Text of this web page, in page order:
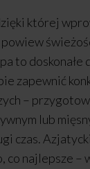
której
to doskonałe
zapewnić
–
lub
czas.
co najlepsze –